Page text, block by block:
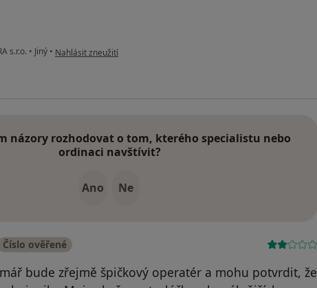
s.r.o. • Jiný • podle názoru uživatele Havel
Nahlásit zneužití
názory rozhodovat o tom, kterého specialistu nebo
ordinaci navštívit?
Ano Ne
Číslo ověřené
bude zřejmě špičkový operatér a mohu potvrdit, že